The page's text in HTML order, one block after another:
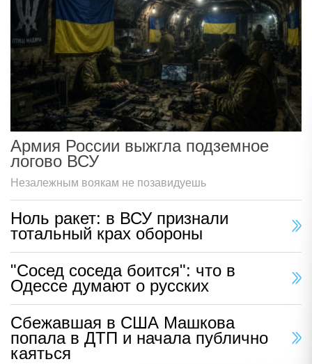
Армия России выжгла подземное
логово ВСУ
Незалежным воякам не позавидуешь
Ноль ракет: в ВСУ признали
тотальный крах обороны
"Сосед соседа боится": что в
Одессе думают о русских
Сбежавшая в США Машкова
попала в ДТП и начала публично
каяться